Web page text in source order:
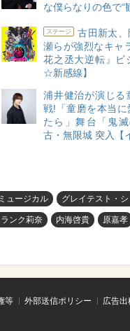
な僕らなりの色で“
ステージ
古田新太
瀬らが強烈なキャ
花之丞大逆転』ビ
☆新感線】
浦井健治が演じる
戦!「童磨を本当
たら」舞台「鬼
古・無限城 突入【
ミュージカル グレイテスト・
ンク莉奈 内海啓貴 原嘉孝
等 外部送信ポリシー
広告